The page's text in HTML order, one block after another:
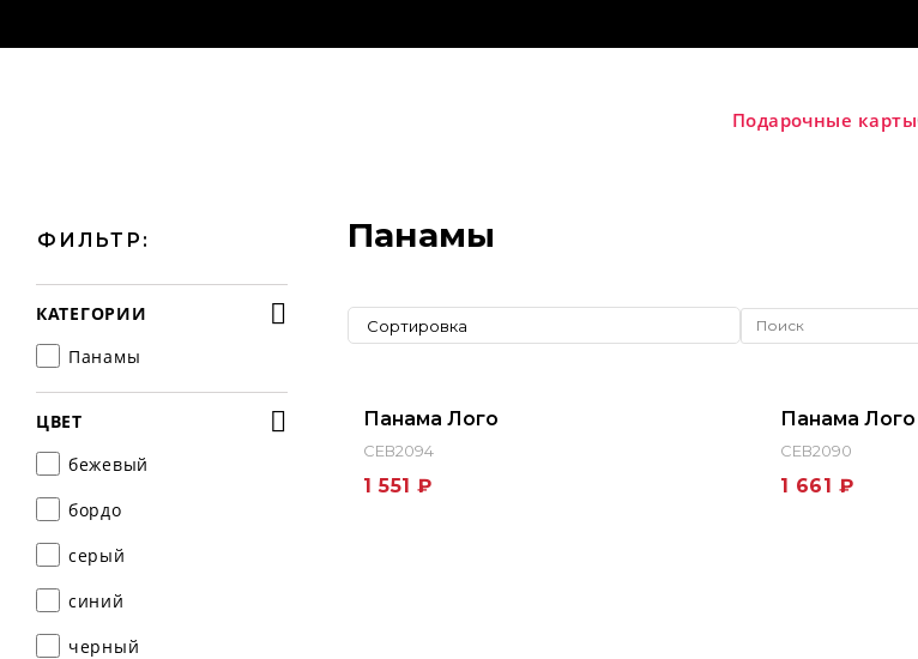
Подарочные карты
ФИЛЬТР:
КАТЕГОРИИ
Панамы
ЦВЕТ
бежевый
бордо
серый
синий
черный
Панамы
Сортировка
СЕВ2094
Панама Лого
1 551 ₽
СЕВ2090
Панама Лого
1 661 ₽